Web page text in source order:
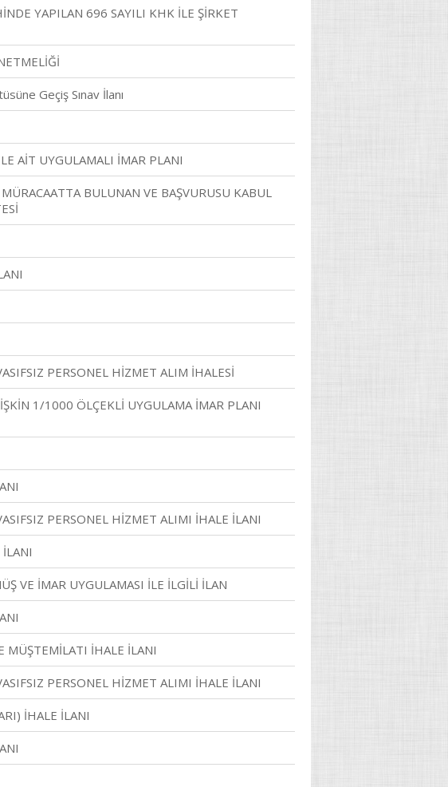
YAPILAN 696 SAYILI KHK İLE ŞİRKET
Geçiş Sınav İlanı
AİT UYGULAMALI İMAR PLANI
BULUNAN VE BAŞVURUSU KABUL
PERSONEL HİZMET ALIM İHALESİ
1/1000 ÖLÇEKLİ UYGULAMA İMAR PLANI
PERSONEL HİZMET ALIMI İHALE İLANI
VE İMAR UYGULAMASI İLE İLGİLİ İLAN
MÜŞTEMİLATI İHALE İLANI
PERSONEL HİZMET ALIMI İHALE İLANI
İHALE İLANI